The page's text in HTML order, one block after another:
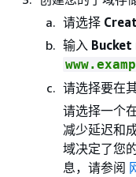
请选择
输入 Bucket
请选择要在
请选择一个
减少延迟和
域决定了您
息，请参阅